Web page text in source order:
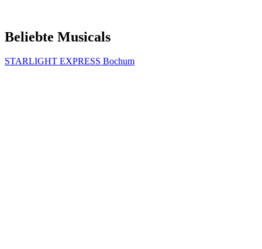
Beliebte Musicals
STARLIGHT EXPRESS Bochum